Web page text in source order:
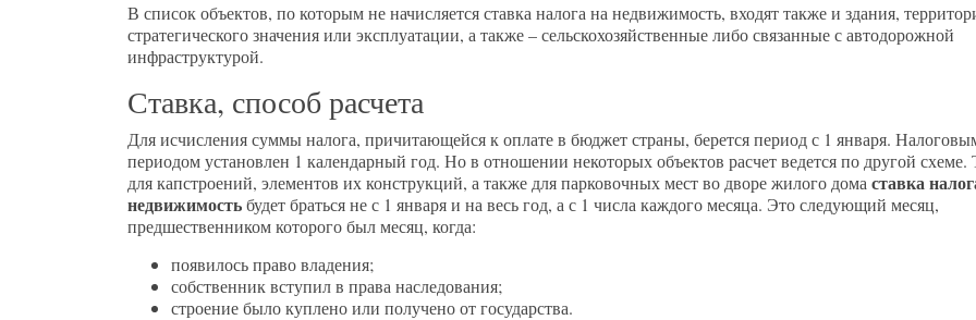
В список объектов, по которым не начисляется ставка налога на недвижимость, входят также и здания,
стратегического значения или эксплуатации, а также – сельскохозяйственные либо связанные с автодорожной
инфраструктурой.
Ставка, способ расчета
Для исчисления суммы налога, причитающейся к оплате в бюджет страны, берется период с 1 января.
периодом установлен 1 календарный год. Но в отношении некоторых объектов расчет ведется по другой схеме.
для капстроений, элементов их конструкций, а также для парковочных мест во дворе жилого дома ставка
недвижимостьбудет браться не с 1 января и на весь год, а с 1 числа каждого месяца. Это следующий месяц,
предшественником которого был месяц, когда:
появилось право владения;
собственник вступил в права наследования;
строение было куплено или получено от государства.